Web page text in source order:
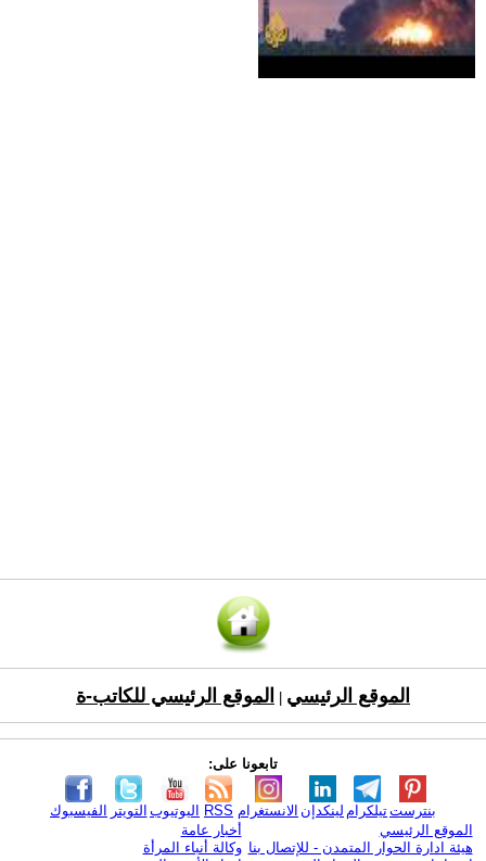
الموقع الرئيسي الموقع الرئيسي للكاتب-ة
تابعونا على:
الفيسبوك التويتر اليوتيوب RSS الانستغرام لينكدإن تيلكرامبنترست
الموقع الرئيسي
هيئة ادارة الحوار المتمدن - للإتصال بنا
أخبار عامة
وكالة أنباء المرأة